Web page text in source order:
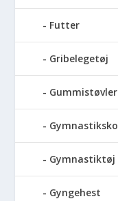
Futter
Gribelegetøj
Gummistøvler
Gymnastiksko
Gymnastiktøj
Gyngehest